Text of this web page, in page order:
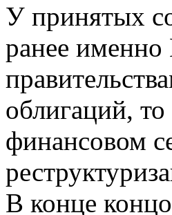
У принятых
ранее
облигаций, то
финансовом
В конце